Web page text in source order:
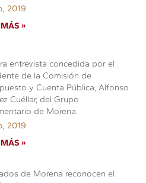
2019
»
entrevista concedida por el
de la Comisión de
y Cuenta Pública, Alfonso
Cuéllar, del Grupo
de Morena.
2019
»
de Morena reconocen el